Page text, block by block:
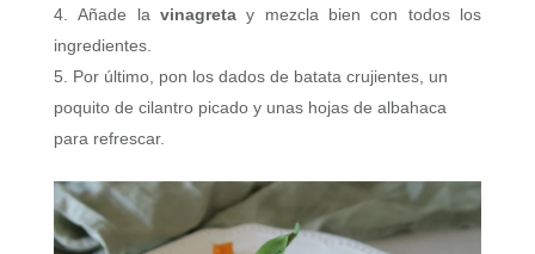
Añade la vinagretay mezcla bien con todos los
ingredientes.
Por último, pon los dados de batata crujientes, un
poquito de cilantro picado y unas hojas de albahaca
para refrescar.